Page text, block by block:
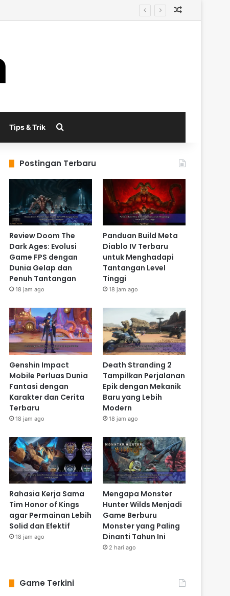
Tips & Trik
Postingan Terbaru
Review Doom The
Dark Ages: Evolusi
Game FPS dengan
Dunia Gelap dan
Penuh Tantangan
18 jam ago
Panduan Build Meta
Diablo IV Terbaru
untuk Menghadapi
Tantangan Level
Tinggi
18 jam ago
Genshin Impact
Mobile Perluas Dunia
Fantasi dengan
Karakter dan Cerita
Terbaru
18 jam ago
Death Stranding 2
Tampilkan Perjalanan
Epik dengan Mekanik
Baru yang Lebih
Modern
18 jam ago
Rahasia Kerja Sama
Tim Honor of Kings
agar Permainan Lebih
Solid dan Efektif
18 jam ago
Mengapa Monster
Hunter Wilds Menjadi
Game Berburu
Monster yang Paling
Dinanti Tahun Ini
2 hari ago
Game Terkini